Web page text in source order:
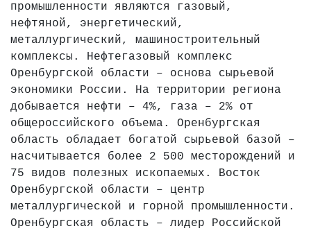
промышленности являются газовый,
нефтяной, энергетический,
металлургический, машиностроительный
комплексы. Нефтегазовый комплекс
Оренбургской области – основа сырьевой
экономики России. На территории региона
добывается нефти – 4%, газа – 2% от
общероссийского объема. Оренбургская
область обладает богатой сырьевой базой –
насчитывается более 2 500 месторождений и
75 видов полезных ископаемых. Восток
Оренбургской области – центр
металлургической и горной промышленности.
Оренбургская область – лидер Российской